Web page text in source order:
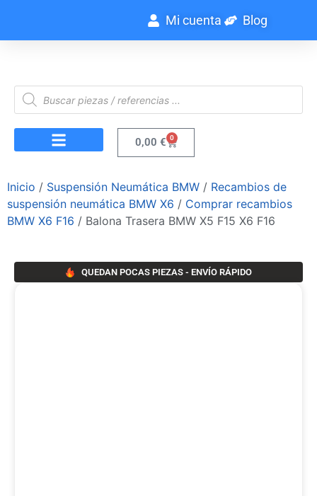
Mi cuenta Blog
0,00 € 0
Inicio / Suspensión Neumática BMW / Recambios de
suspensión neumática BMW X6 / Comprar recambios
BMW X6 F16 / Balona Trasera BMW X5 F15 X6 F16
QUEDAN POCAS PIEZAS - ENVÍO RÁPIDO